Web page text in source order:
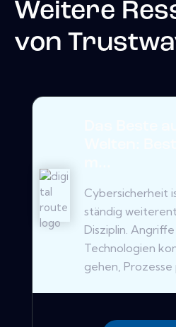
Weitere
von
Cybersicherheit
ständig
Disziplin.
Technologien
gehen, Prozesse